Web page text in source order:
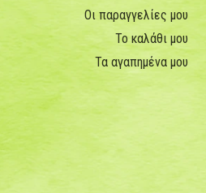
Οι παραγγελίες μου
Το καλάθι μου
Τα αγαπημένα μου